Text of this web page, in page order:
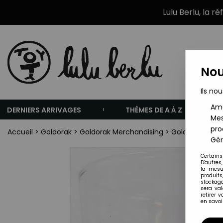
Lulu Berlu, la
DERNIERS ARRIVAGES THÈMES DE A À Z
Accueil > Goldorak > Goldorak Merchandising > Goldorak -
Ils
la
sera
retirer
en